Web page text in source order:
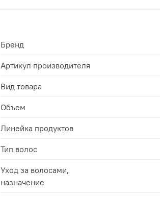
Бренд
Артикул производителя
Вид товара
Объем
Линейка продуктов
Тип волос
Уход за волосами,
назначение